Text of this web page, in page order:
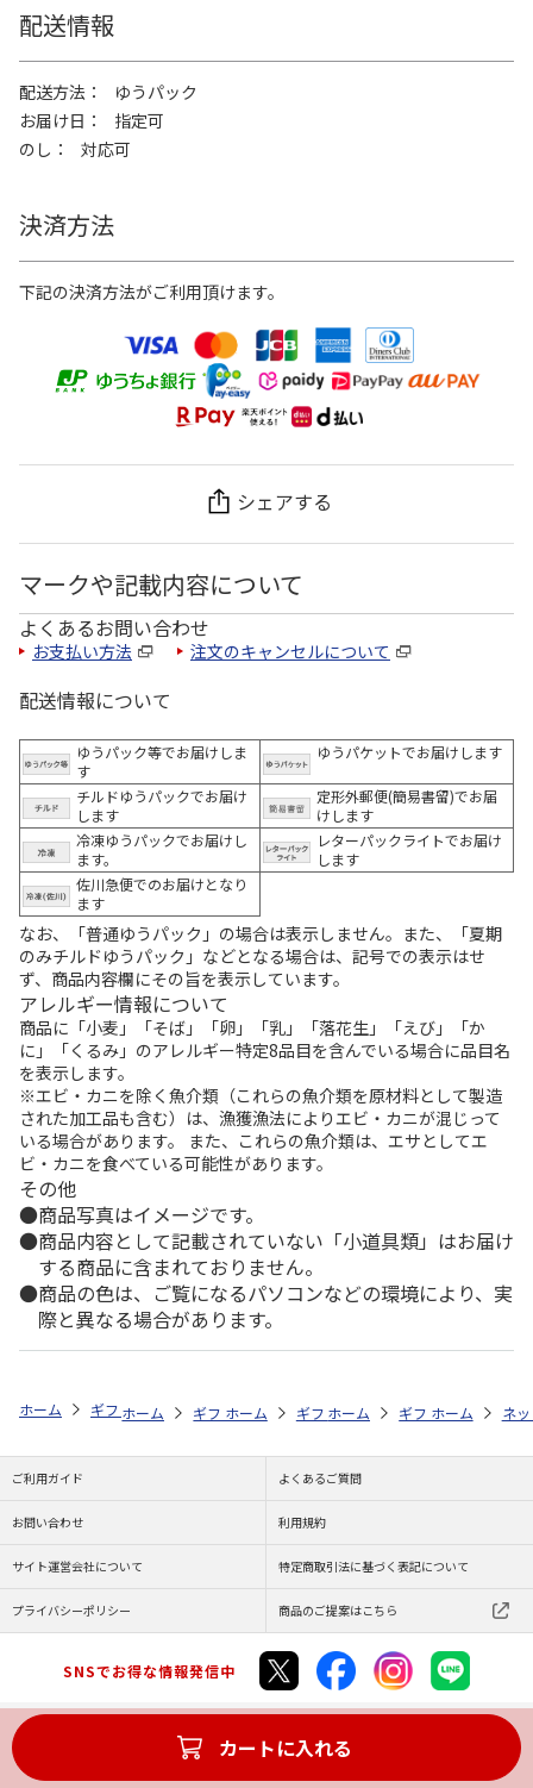
配送情報
配送方法
ゆうパック
お届け日
指定可
のし
対応可
決済方法
下記の決済方法がご利用頂けます。
シェアする
マークや記載内容について
よくあるお問い合わせ
お支払い方法 注文のキャンセルについて
配送情報について
ゆうパック等でお届けしま
す
ゆうパケットでお届けします
チルドゆうパックでお届け
します
定形外郵便(簡易書留)でお届
けします
冷凍ゆうパックでお届けし
ます。
レターパックライトでお届け
します
佐川急便でのお届けとなり
ます
なお、「普通ゆうパック」の場合は表示しません。また、「夏期
のみチルドゆうパック」などとなる場合は、記号での表示はせ
ず、商品内容欄にその旨を表示しています。
アレルギー情報について
商品に「小麦」「そば」「卵」「乳」「落花生」「えび」「か
に」「くるみ」のアレルギー特定8品目を含んでいる場合に品目名
を表示します。
※エビ・カニを除く魚介類（これらの魚介類を原材料として製造
された加工品も含む）は、漁獲漁法によりエビ・カニが混じって
いる場合があります。 また、これらの魚介類は、エサとしてエ
ビ・カニを食べている可能性があります。
その他
商品写真はイメージです。
商品内容として記載されていない「小道具類」はお届け
する商品に含まれておりません。
商品の色は、ご覧になるパソコンなどの環境により、実
際と異なる場合があります。
カートに入れる
ホーム ギフト通販 内祝い・お返し 結婚内祝い シベール ラスク
ホーム ギフト通販 内祝い・お返し 結婚内祝い
ホーム ギフト通販 内祝い・お返し
ホーム ギフト通販 内
ホーム ネ
ご利用ガイド よくあるご質問
お問い合わせ 利用規約
サイト運営会社について 特定商取引法に基づく表記について
プライバシーポリシー 商品のご提案はこちら
SNSでお得な情報発信中
Copyright (C) JAPAN POST Co.,Ltd. All Rights Reserved.